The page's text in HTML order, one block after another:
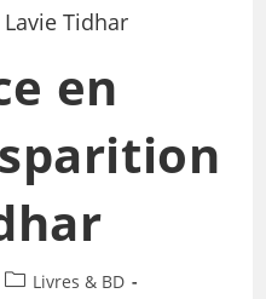
en
Livres & BD